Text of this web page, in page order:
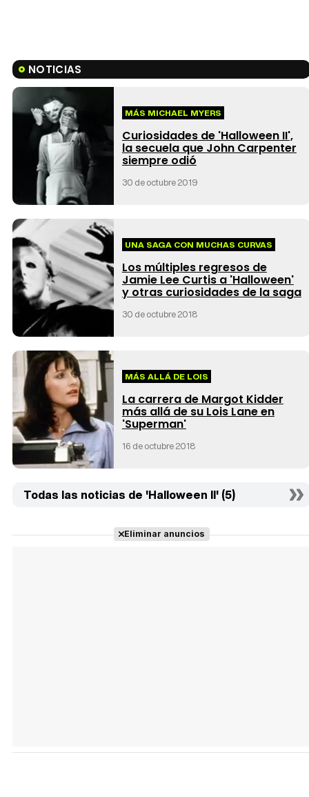
NOTICIAS
MÁS MICHAEL MYERS
Curiosidades de 'Halloween II',
la secuela que John Carpenter
siempre odió
30 de octubre 2019
UNA SAGA CON MUCHAS CURVAS
Los múltiples regresos de
Jamie Lee Curtis a 'Halloween'
y otras curiosidades de la saga
30 de octubre 2018
MÁS ALLÁ DE LOIS
La carrera de Margot Kidder
más allá de su Lois Lane en
'Superman'
16 de octubre 2018
Todas las noticias de 'Halloween II' (5)
Eliminar anuncios